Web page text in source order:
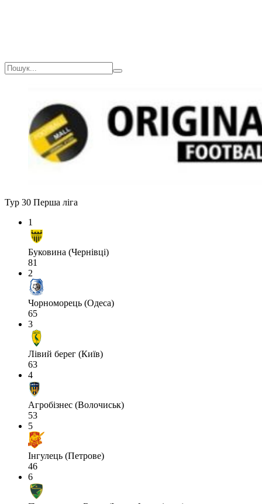
Тур 30 Перша ліга
1
Буковина (Чернівці)
81
2
Чорноморець (Одеса)
65
3
Лівий берег (Київ)
63
4
Агробізнес (Волочиськ)
53
5
Інгулець (Петрове)
46
6